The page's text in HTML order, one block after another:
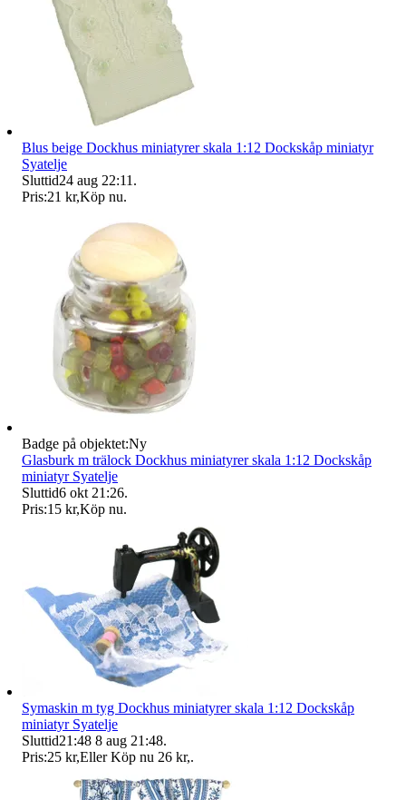
Blus beige Dockhus miniatyrer skala 1:12 Dockskåp miniatyr
Syatelje
Sluttid24 aug 22:11 .
Pris:21 kr,Köp nu.
Badge på objektet:Ny
Glasburk m trälock Dockhus miniatyrer skala 1:12 Dockskåp
miniatyr Syatelje
Sluttid6 okt 21:26.
Pris:15 kr,Köp nu.
Symaskin m tyg Dockhus miniatyrer skala 1:12 Dockskåp
miniatyr Syatelje
Sluttid21:48 8 aug 21:48.
Pris:25 kr,Eller Köp nu 26 kr,.